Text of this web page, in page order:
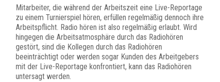
Mitarbeiter, die während der Arbeitszeit eine Live-Reportage
zu einem Turnierspiel hören, erfüllen regelmäßig dennoch ihre
Arbeitspflicht. Radio hören ist also regelmäßig erlaubt. Wird
hingegen die Arbeitsatmosphäre durch das Radiohören
gestört, sind die Kollegen durch das Radiohören
beeinträchtigt oder werden sogar Kunden des Arbeitgebers
mit der Live-Reportage konfrontiert, kann das Radiohören
untersagt werden.